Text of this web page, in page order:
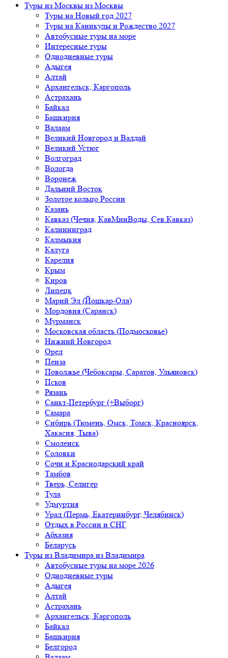
Туры из Москвы из Москвы
Туры на Новый год 2027
Туры на Каникулы и Рождество 2027
Автобусные туры на море
Интересные туры
Однодневные туры
Адыгея
Алтай
Архангельск, Каргополь
Астрахань
Байкал
Башкирия
Валаам
Великий Новгород и Валдай
Великий Устюг
Волгоград
Вологда
Воронеж
Дальний Восток
Золотое кольцо России
Казань
Кавказ (Чечня, КавМинВоды, Сев.Кавказ)
Калининград
Калмыкия
Калуга
Карелия
Крым
Киров
Липецк
Марий Эл (Йошкар-Ола)
Мордовия (Саранск)
Мурманск
Московская область (Подмосковье)
Нижний Новгород
Орел
Пенза
Поволжье (Чебоксары, Саратов, Ульяновск)
Псков
Рязань
Санкт-Петербург (+Выборг)
Самара
Сибирь (Тюмень, Омск, Томск, Красноярск,
Хакасия, Тыва)
Смоленск
Соловки
Сочи и Краснодарский край
Тамбов
Тверь, Селигер
Тула
Удмуртия
Урал (Пермь, Екатеринбург, Челябинск)
Отдых в России и СНГ
Абхазия
Беларусь
Туры из Владимира из Владимира
Автобусные туры на море 2026
Однодневные туры
Адыгея
Алтай
Астрахань
Архангельск, Каргополь
Байкал
Башкирия
Белгород